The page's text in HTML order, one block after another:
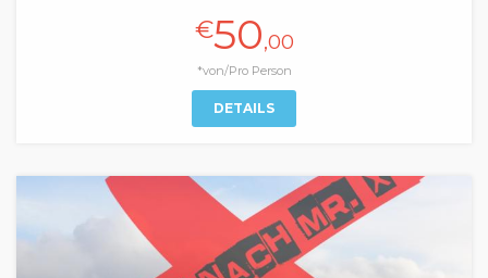
€50,00
*von/Pro Person
DETAILS